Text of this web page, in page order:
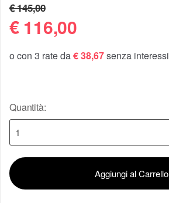
€ 145,00
€ 116,00
o con 3 rate da€ 38,67senza interessi
Quantità:
Aggiungi al Carrello